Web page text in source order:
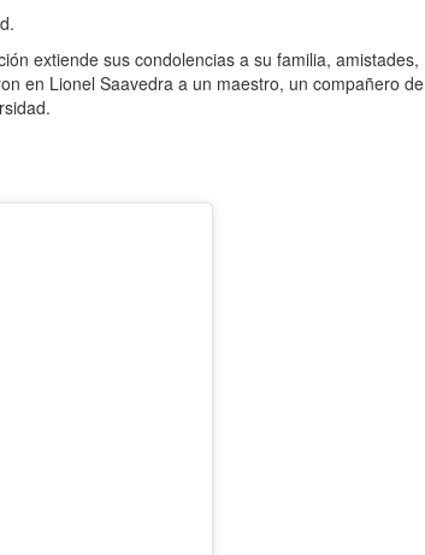
extiende sus condolencias a su familia, amistades,
en Lionel Saavedra a un maestro, un compañero de